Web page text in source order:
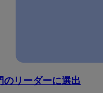
のリーダーに選出